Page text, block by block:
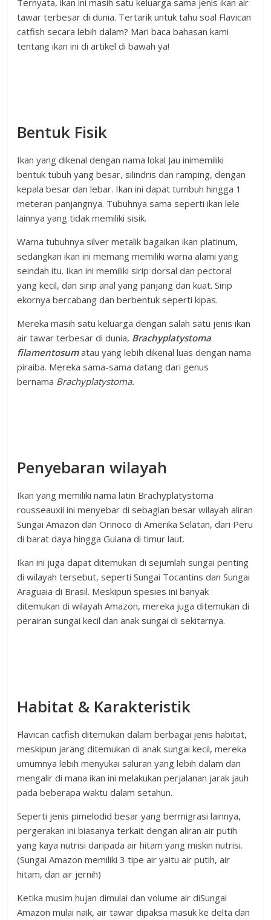
Ternyata, ikan ini masih satu keluarga sama jenis ikan air
tawar terbesar di dunia. Tertarik untuk tahu soal Flavican
catfish secara lebih dalam? Mari baca bahasan kami
tentang ikan ini di artikel di bawah ya!
Bentuk Fisik
Ikan yang dikenal dengan nama lokal Jau inimemiliki
bentuk tubuh yang besar, silindris dan ramping, dengan
kepala besar dan lebar. Ikan ini dapat tumbuh hingga 1
meteran panjangnya. Tubuhnya sama seperti ikan lele
lainnya yang tidak memiliki sisik.
Warna tubuhnya silver metalik bagaikan ikan platinum,
sedangkan ikan ini memang memiliki warna alami yang
seindah itu. Ikan ini memiliki sirip dorsal dan pectoral
yang kecil, dan sirip anal yang panjang dan kuat. Sirip
ekornya bercabang dan berbentuk seperti kipas.
Mereka masih satu keluarga dengan salah satu jenis ikan
air tawar terbesar di dunia, Brachyplatystoma
filamentosumatau yang lebih dikenal luas dengan nama
piraiba. Mereka sama-sama datang dari genus
bernama Brachyplatystoma.
Penyebaran wilayah
Ikan yang memiliki nama latin Brachyplatystoma
rousseauxii ini menyebar di sebagian besar wilayah aliran
Sungai Amazon dan Orinoco di Amerika Selatan, dari Peru
di barat daya hingga Guiana di timur laut.
Ikan ini juga dapat ditemukan di sejumlah sungai penting
di wilayah tersebut, seperti Sungai Tocantins dan Sungai
Araguaia di Brasil. Meskipun spesies ini banyak
ditemukan di wilayah Amazon, mereka juga ditemukan di
perairan sungai kecil dan anak sungai di sekitarnya.
Habitat & Karakteristik
Flavican catfish ditemukan dalam berbagai jenis habitat,
meskipun jarang ditemukan di anak sungai kecil, mereka
umumnya lebih menyukai saluran yang lebih dalam dan
mengalir di mana ikan ini melakukan perjalanan jarak jauh
pada beberapa waktu dalam setahun.
Seperti jenis pimelodid besar yang bermigrasi lainnya,
pergerakan ini biasanya terkait dengan aliran air putih
yang kaya nutrisi daripada air hitam yang miskin nutrisi.
(Sungai Amazon memiliki 3 tipe air yaitu air putih, air
hitam, dan air jernih)
Ketika musim hujan dimulai dan volume air diSungai
Amazon mulai naik, air tawar dipaksa masuk ke delta dan